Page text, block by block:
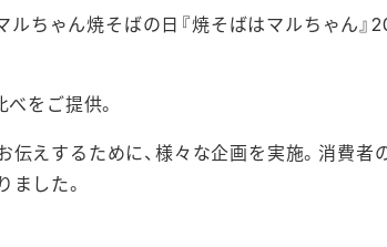
ルちゃん焼そばの日『焼そばはマルちゃん』
をご提供。
えするために、様々な企画を実施。消費者
した。